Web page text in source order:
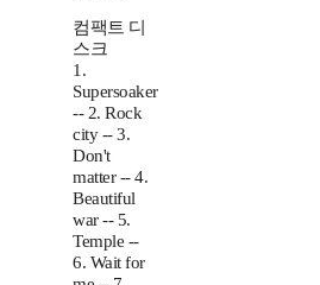
컴팩트 디
스크
1.
Supersoaker
-- 2. Rock
city -- 3.
Don't
matter -- 4.
Beautiful
war -- 5.
Temple --
6. Wait for